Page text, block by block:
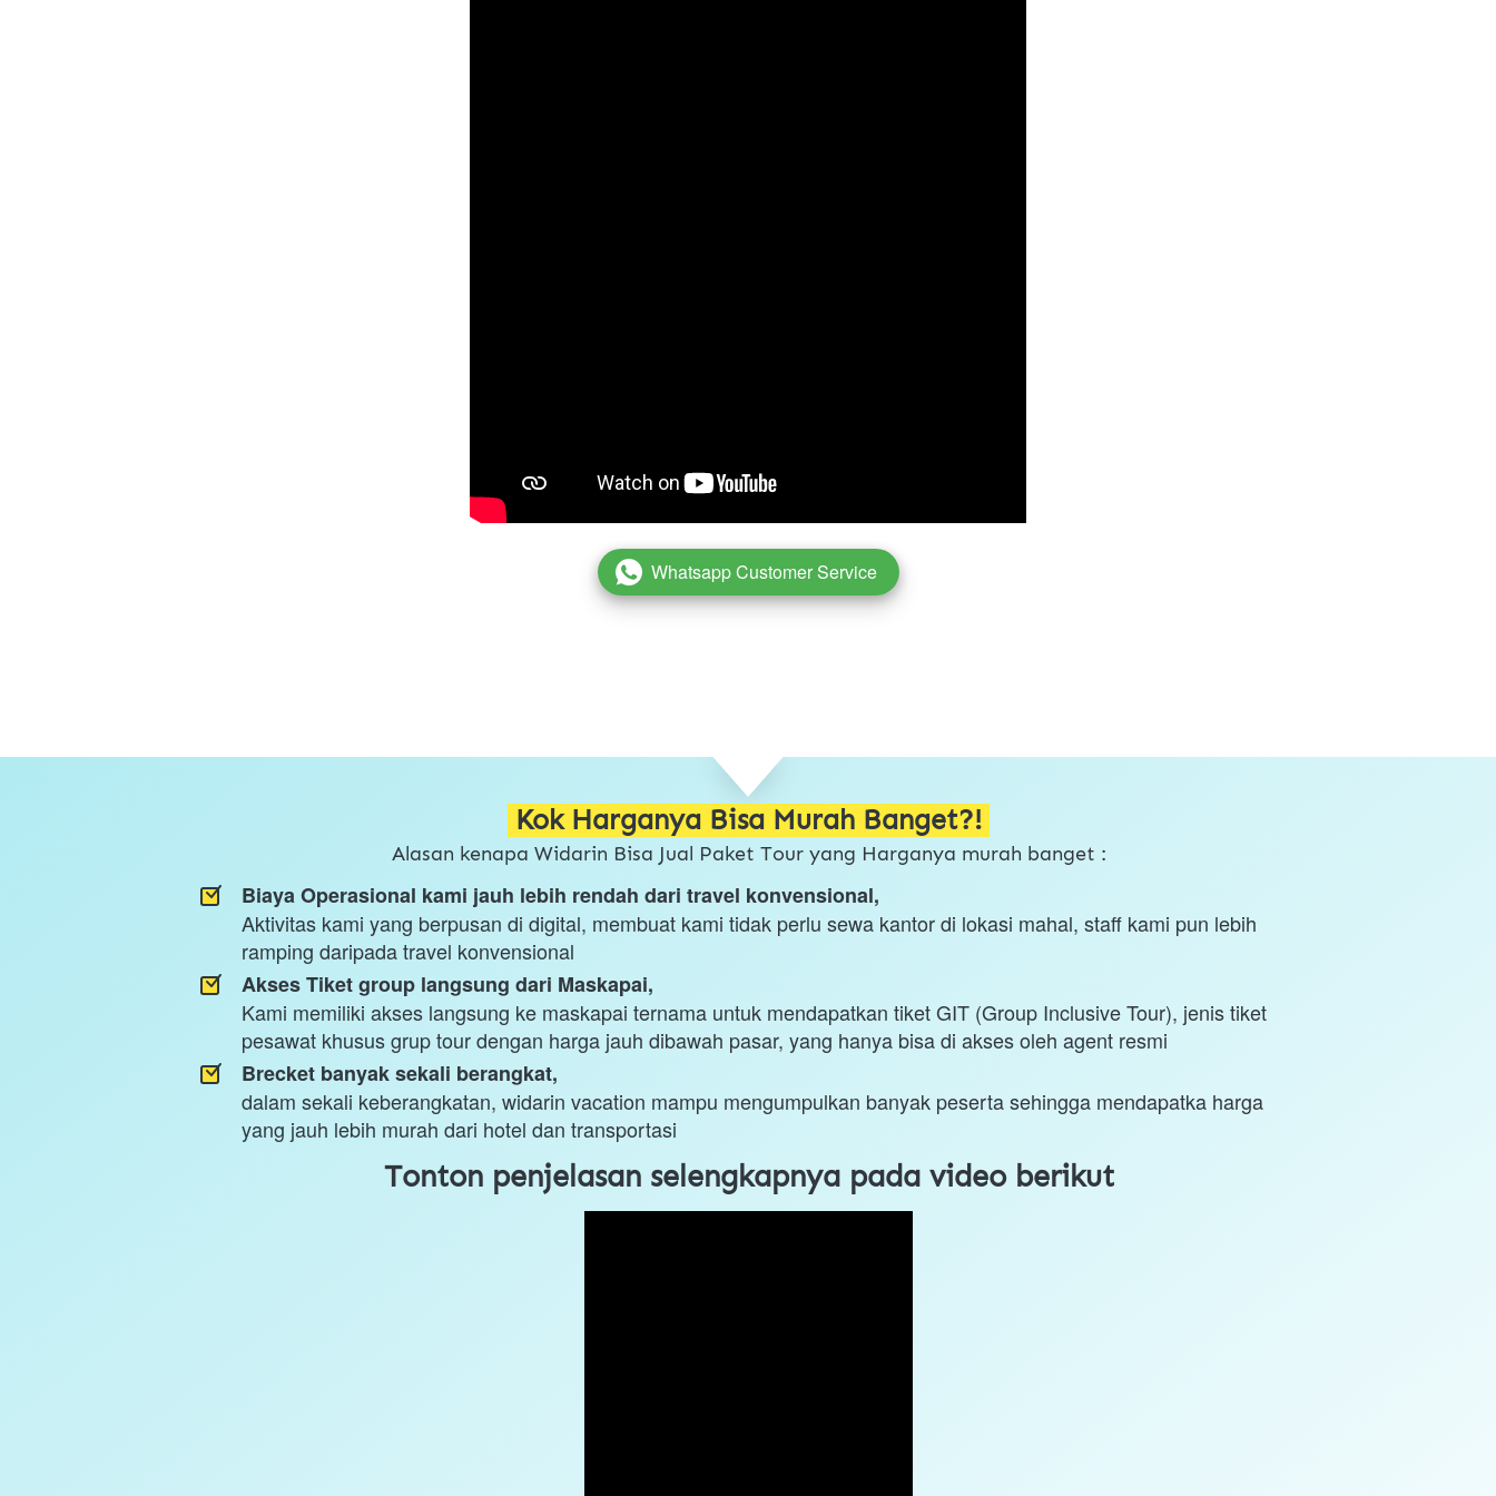
` Whatsapp Customer Service
Kok Harganya Bisa Murah Banget?!
Alasan kenapa Widarin Bisa Jual Paket Tour yang Harganya murah banget :
Biaya Operasional kami jauh lebih rendah dari travel konvensional,
Aktivitas kami yang berpusan di digital, membuat kami tidak perlu sewa kantor di lokasi mahal, staff kami pun lebih
ramping daripada travel konvensional
Akses Tiket group langsung dari Maskapai,
Kami memiliki akses langsung ke maskapai ternama untuk mendapatkan tiket GIT (Group Inclusive Tour), jenis tiket
pesawat khusus grup tour dengan harga jauh dibawah pasar, yang hanya bisa di akses oleh agent resmi
Brecket banyak sekali berangkat,
dalam sekali keberangkatan, widarin vacation mampu mengumpulkan banyak peserta sehingga mendapatka harga
yang jauh lebih murah dari hotel dan transportasi
Tonton penjelasan selengkapnya pada video berikut